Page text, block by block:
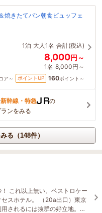
きたてパン朝食ビュッフェ
1泊 大人1名 合計(税込)
8,000円～
1名 8,000円～
ア～ ポイントUP 160ポイント～
新幹線・特急
の
ンをみる
る（148件）
これ以上無い、ベストロケー
スホテル。 （20a出口）東京
されるには抜群の好立地。